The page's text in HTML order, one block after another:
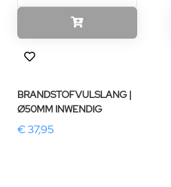
BRANDSTOFVULSLANG |
Ø50MM INWENDIG
€ 37,95